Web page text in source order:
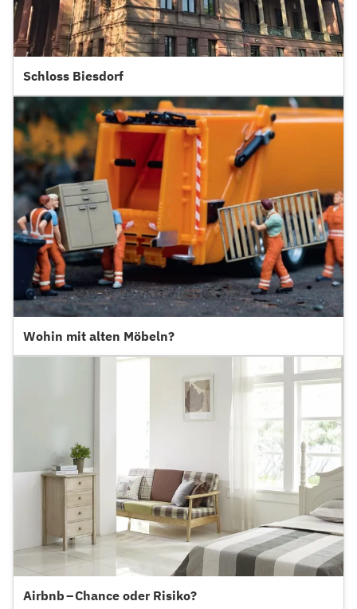
Schloss Biesdorf
Wohin mit alten Möbeln?
Airbnb – Chance oder Risiko?